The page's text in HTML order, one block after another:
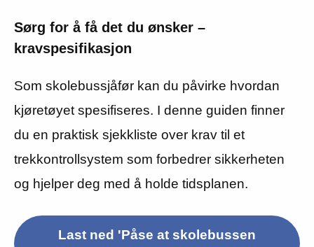
Sørg for å få det du ønsker –
kravspesifikasjon
Som skolebussjåfør kan du påvirke hvordan
kjøretøyet spesifiseres. I denne guiden finner
du en praktisk sjekkliste over krav til et
trekkontrollsystem som forbedrer sikkerheten
og hjelper deg med å holde tidsplanen.
Last ned 'Påse at skolebussen